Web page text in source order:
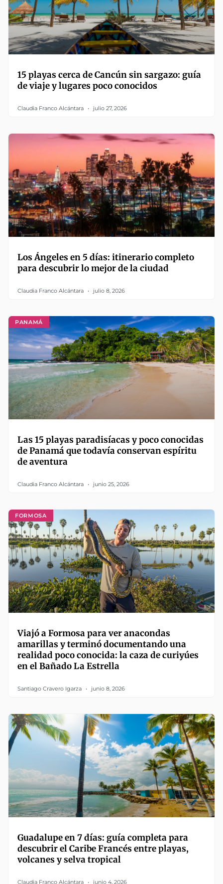
15 playas cerca de Cancún sin sargazo: guía
de viaje y lugares poco conocidos
Claudia Franco Alcántara julio 27, 2026
Los Ángeles en 5 días: itinerario completo
para descubrir lo mejor de la ciudad
Claudia Franco Alcántara julio 8, 2026
PANAMÁ
Las 15 playas paradisíacas y poco conocidas
de Panamá que todavía conservan espíritu
de aventura
Claudia Franco Alcántara junio 25, 2026
FORMOSA
Viajó a Formosa para ver anacondas
amarillas y terminó documentando una
realidad poco conocida: la caza de curiyúes
en el Bañado La Estrella
Santiago Cravero Igarza junio 8, 2026
Guadalupe en 7 días: guía completa para
descubrir el Caribe Francés entre playas,
volcanes y selva tropical
Claudia Franco Alcántara junio 4, 2026